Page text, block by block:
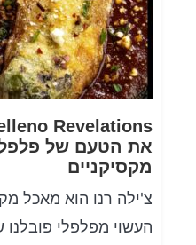
את הטעם של
מקסיקניים
צ'ילה רנו הוא מאכל
העשוי מפלפלי פובלנו